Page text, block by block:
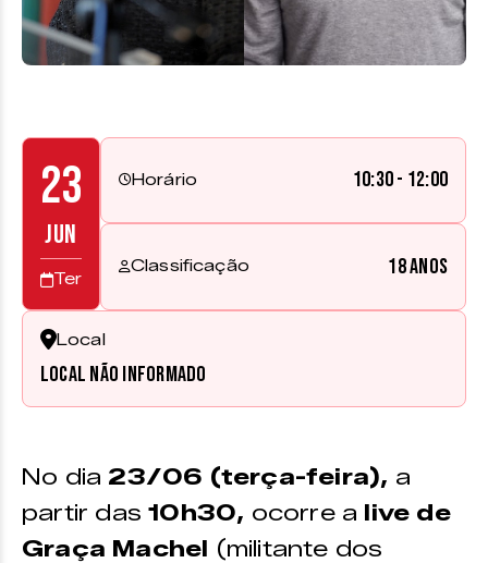
23
JUN
Ter
Horário 10:30 - 12:00
Classificação 18 anos
Local
Local não informado
No dia 23/06 (terça-feira), a
partir das10h30, ocorre a live de
Graça Machel (militante dos